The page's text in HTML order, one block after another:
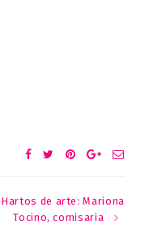
Hartos de arte: Mariona
Tocino, comisaria